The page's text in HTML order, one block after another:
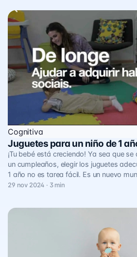
Cognitiva
Juguetes para un niño de 1
¡Tu bebé está creciendo! Ya sea que
un cumpleaños, elegir los juguetes
1 año no es tarea fácil. Es un nuevo
29 nov 2024 · 3 min